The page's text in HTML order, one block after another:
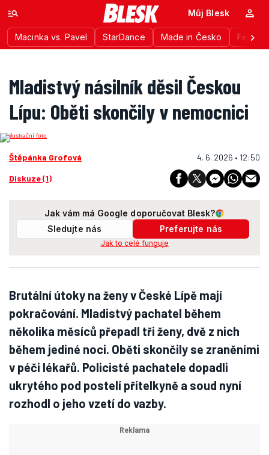
Macinka vs. Pavel StarDance Made in Česko
Můj Blesk
Mladistvý násilník děsil Českou
Lípu: Oběti skončily v nemocnici
Štěpánka Grofová 4. 6. 2026 • 12:50
Diskuze (1)
Jak vám má Google doporučovat Blesk?
Sledujte nás
Preferujte nás
Jak to celé funguje
Brutální útoky na ženy v České Lípě mají
pokračování. Mladistvý pachatel během
několika měsíců přepadl tři ženy, dvě z nich
během jediné noci. Oběti skončily se zraněními
v péči lékařů. Policisté pachatele dopadli
ukrytého pod postelí přítelkyně a soud nyní
rozhodl o jeho vzetí do vazby.